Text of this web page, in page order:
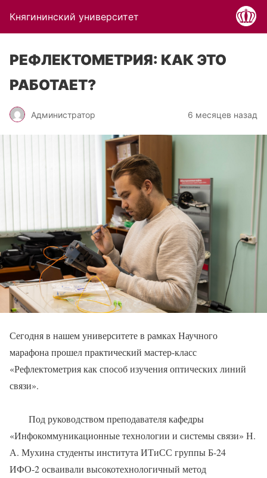
Княгининский университет
РЕФЛЕКТОМЕТРИЯ: КАК ЭТО
РАБОТАЕТ?
Администратор 6 месяцев назад
Сегодня в нашем университете в рамках Научного
марафона прошел практический мастер-класс
«Рефлектометрия как способ изучения оптических линий
связи».
Под руководством преподавателя кафедры
«Инфокоммуникационные технологии и системы связи» Н.
А. Мухина студенты института ИТиСС группы Б-24
ИФО-2 осваивали высокотехнологичный метод